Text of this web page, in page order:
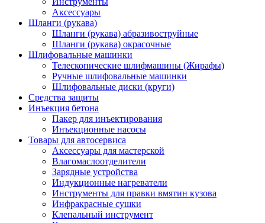
Аксессуары
Шланги (рукава)
Шланги (рукава) абразивоструйные
Шланги (рукава) окрасочные
Шлифовальные машинки
Телескопические шлифмашины (Жирафы)
Ручные шлифовальные машинки
Шлифовальные диски (круги)
Средства защиты
Инъекция бетона
Пакер для инъектирования
Инъекционные насосы
Товары для автосервиса
Аксессуары для мастерской
Влагомаслоотделители
Зарядные устройства
Индукционные нагреватели
Инструменты для правки вмятин кузова
Инфракрасные сушки
Клепальный инструмент